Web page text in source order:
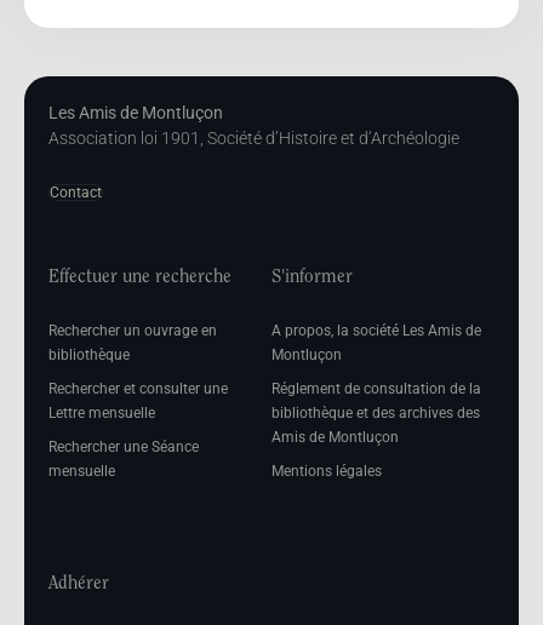
Les Amis de Montluçon
Association loi 1901, Société d’Histoire et d’Archéologie
Contact
Effectuer une recherche
Rechercher un ouvrage en
bibliothèque
Rechercher et consulter une
Lettre mensuelle
Rechercher une Séance
mensuelle
S'informer
A propos, la société Les Amis de
Montluçon
Réglement de consultation de la
bibliothèque et des archives des
Amis de Montluçon
Mentions légales
Adhérer